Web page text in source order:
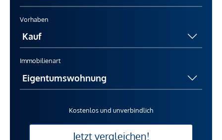
Vorhaben
Immobilienart
Kostenlos und unverbindlich
Jetzt vergleichen!